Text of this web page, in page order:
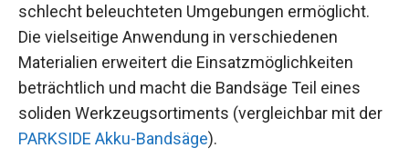
schlecht beleuchteten Umgebungen ermöglicht.
Die vielseitige Anwendung in verschiedenen
Materialien erweitert die Einsatzmöglichkeiten
beträchtlich und macht die Bandsäge Teil eines
soliden Werkzeugsortiments (vergleichbar mit der
PARKSIDE Akku-Bandsäge).